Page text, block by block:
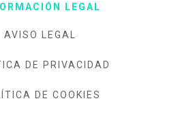
LEGAL
AVISO LEGAL
DE PRIVACIDAD
DE COOKIES